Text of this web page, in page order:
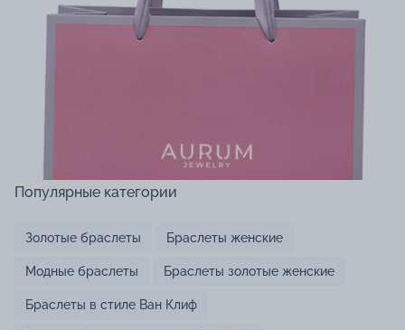
Популярные категории
Золотые браслеты Браслеты женские
Модные браслеты Браслеты золотые женские
Браслеты в стиле Ван Клиф